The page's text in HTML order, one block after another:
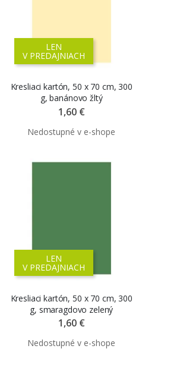
LEN
V PREDAJNIACH
Kresliaci kartón, 50 x 70 cm, 300
g, banánovo žltý
1,60 €
LEN
V PREDAJNIACH
Kresliaci kartón, 50 x 70 cm, 300
g, smaragdovo zelený
1,60 €